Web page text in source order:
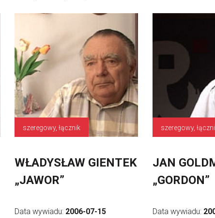
szeregowy, łącznik
WŁADYSŁAW GIENTEK
„JAWOR”
Data wywiadu: 2006-07-15
szeregowy,
JAN
„GORDON”
Data wywiadu: